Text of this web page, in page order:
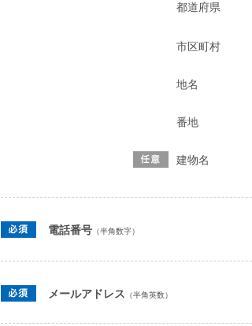
都道府県
市区町村
地名
番地
建物名
電話番号 （半角数字）
メールアドレス （半角英数）